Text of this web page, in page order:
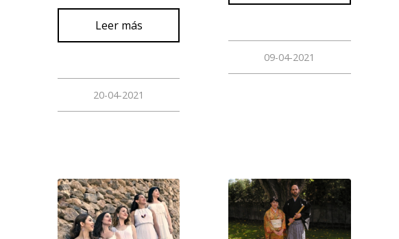
Leer más
20-04-2021
09-04-2021